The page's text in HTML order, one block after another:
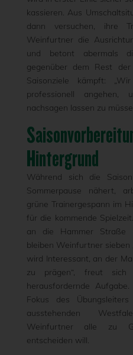
kassieren. Aus
dann versuchen, ihre
Weinfurtner die
und betont abermals
gegenüber dem Rest
Saisonziele kämpft:
professionell
nachsagen lassen zu
Hintergrund
Während sich die
Sommerpause nähert,
grüne Trainergespann im
für die kommende
an die Hammer Straße
bleiben Weinfurtner sieben
wird Interessant, an der
zu prägen“, freut
herausfordernde
Fokus des
ausstehenden
Weinfurtner alle zu
entscheiden will.